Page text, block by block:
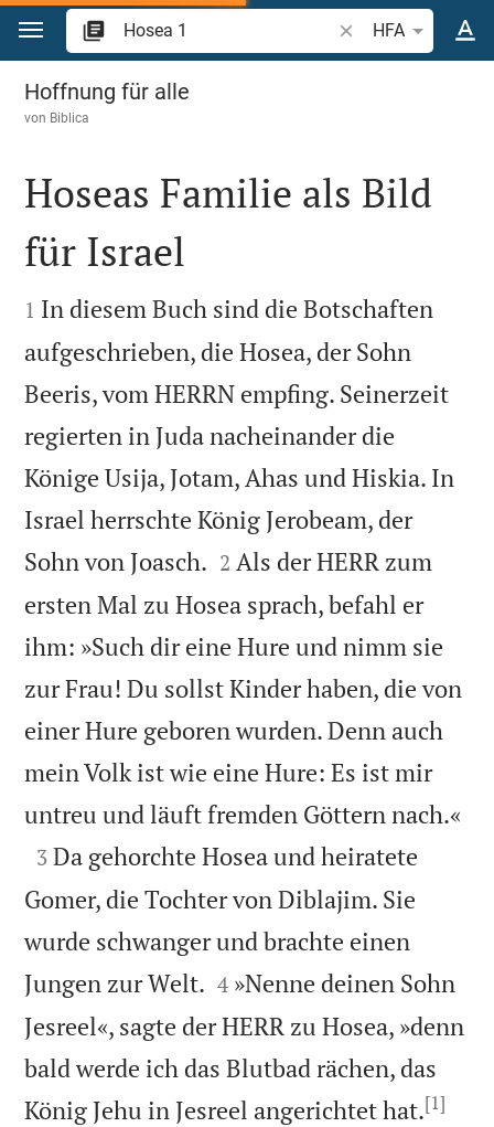
Zum Inhalt springen
Bibelstelle oder
HFA
Hosea 1
Hoffnung für alle
von Biblica

Hoseas Familie als Bild
für Israel

1 In diesem Buch sind die Botschaften
aufgeschrieben, die Hosea, der Sohn
Beeris, vom HERRN empfing. Seinerzeit
regierten in Juda nacheinander die
Könige Usija, Jotam, Ahas und Hiskia. In
Israel herrschte König Jerobeam, der
Sohn von Joasch. 

2 Als der HERR zum
ersten Mal zu Hosea sprach, befahl er
ihm: »Such dir eine Hure und nimm sie
zur Frau! Du sollst Kinder haben, die von
einer Hure geboren wurden. Denn auch
mein Volk ist wie eine Hure: Es ist mir
untreu und läuft fremden Göttern nach.«

3 Da gehorchte Hosea und heiratete
Gomer, die Tochter von Diblajim. Sie
wurde schwanger und brachte einen
Jungen zur Welt. 

4 »Nenne deinen Sohn
Jesreel«, sagte der HERR zu Hosea, »denn
bald werde ich das Blutbad rächen, das
König Jehu in Jesreel angerichtet hat.[1]